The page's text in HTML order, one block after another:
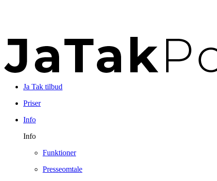
Ja Tak tilbud
Priser
Info
Info
Funktioner
Presseomtale